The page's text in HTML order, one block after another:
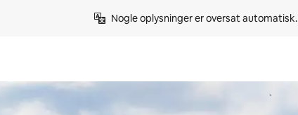
Nogle oplysninger er oversat automatisk.